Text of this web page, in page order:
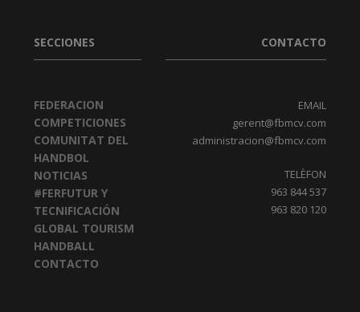
SECCIONES
FEDERACION
COMPETICIONES
COMUNITAT DEL
HANDBOL
NOTICIAS
#FERFUTUR Y
TECNIFICACIÓN
GLOBAL TOURISM
HANDBALL
CONTACTO
CONTACTO
EMAIL
gerent@fbmcv.com
administracion@fbmcv.com
TELÈFON
963 844 537
963 820 120